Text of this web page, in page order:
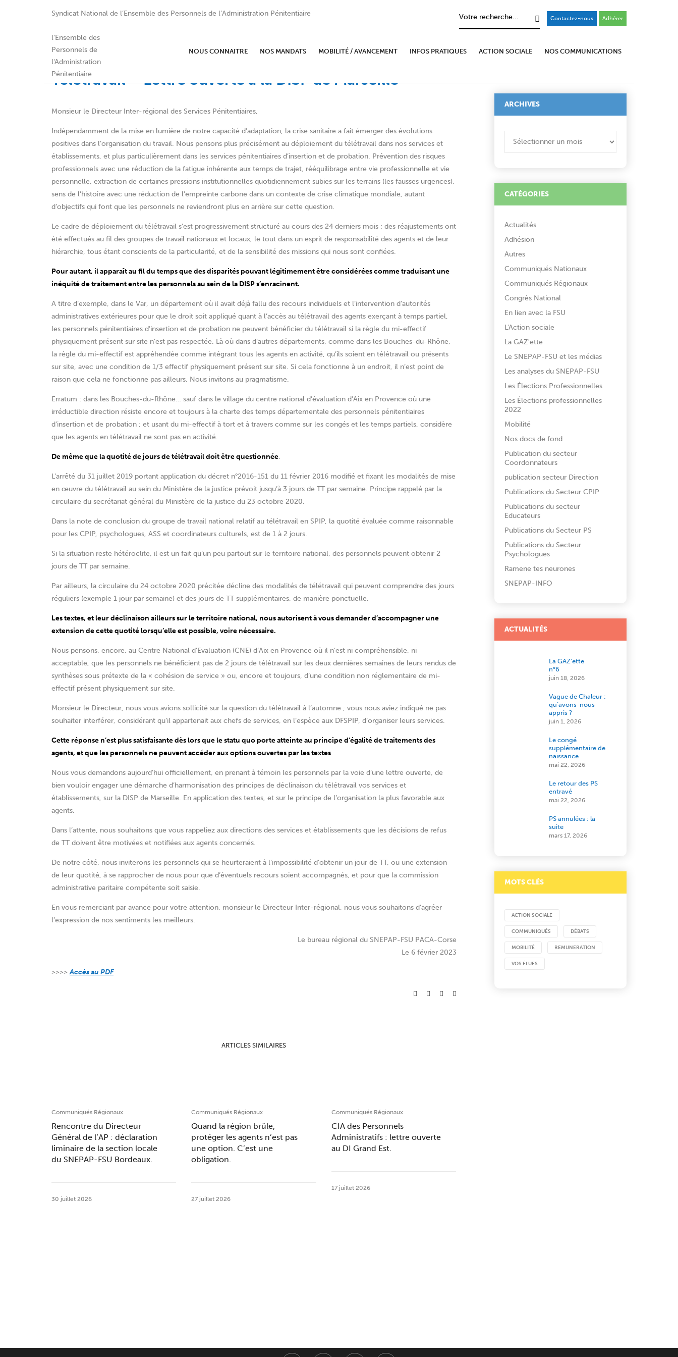
Syndicat National de l’Ensemble des Personnels de l’Administration Pénitentiaire
Contactez-nous Adhérer
NOUS CONNAITRE NOS MANDATS MOBILITÉ / AVANCEMENT INFOS PRATIQUES ACTION SOCIALE NOS COMMUNICATIONS
Télétravail – Lettre ouverte à la DISP de Marseille
Monsieur le Directeur Inter-régional des Services Pénitentiaires,
Indépendamment de la mise en lumière de notre capacité d’adaptation, la crise sanitaire a fait émerger des évolutions
positives dans l’organisation du travail. Nous pensons plus précisément au déploiement du télétravail dans nos services et
établissements, et plus particulièrement dans les services pénitentiaires d’insertion et de probation. Prévention des risques
professionnels avec une réduction de la fatigue inhérente aux temps de trajet, rééquilibrage entre vie professionnelle et vie
personnelle, extraction de certaines pressions institutionnelles quotidiennement subies sur les terrains (les fausses urgences),
sens de l’histoire avec une réduction de l’empreinte carbone dans un contexte de crise climatique mondiale, autant
d’objectifs qui font que les personnels ne reviendront plus en arrière sur cette question.
Le cadre de déploiement du télétravail s’est progressivement structuré au cours des 24 derniers mois ; des réajustements ont
été effectués au fil des groupes de travail nationaux et locaux, le tout dans un esprit de responsabilité des agents et de leur
hiérarchie, tous étant conscients de la particularité, et de la sensibilité des missions qui nous sont confiées.
Pour autant, il apparaît au fil du temps que des disparités pouvant légitimement être considérées comme traduisant une
inéquité de traitement entre les personnels au sein de la DISP s’enracinent.
A titre d’exemple, dans le Var, un département où il avait déjà fallu des recours individuels et l’intervention d’autorités
administratives extérieures pour que le droit soit appliqué quant à l’accès au télétravail des agents exerçant à temps partiel,
les personnels pénitentiaires d’insertion et de probation ne peuvent bénéficier du télétravail si la règle du mi-effectif
physiquement présent sur site n’est pas respectée. Là où dans d’autres départements, comme dans les Bouches-du-Rhône,
la règle du mi-effectif est appréhendée comme intégrant tous les agents en activité, qu’ils soient en télétravail ou présents
sur site, avec une condition de 1/3 effectif physiquement présent sur site. Si cela fonctionne à un endroit, il n’est point de
raison que cela ne fonctionne pas ailleurs. Nous invitons au pragmatisme.
Erratum : dans les Bouches-du-Rhône… sauf dans le village du centre national d’évaluation d’Aix en Provence où une
irréductible direction résiste encore et toujours à la charte des temps départementale des personnels pénitentiaires
d’insertion et de probation ; et usant du mi-effectif à tort et à travers comme sur les congés et les temps partiels, considère
que les agents en télétravail ne sont pas en activité.
De même que la quotité de jours de télétravail doit être questionnée.
L’arrêté du 31 juillet 2019 portant application du décret n°2016-151 du 11 février 2016 modifié et fixant les modalités de mise
en œuvre du télétravail au sein du Ministère de la justice prévoit jusqu’à 3 jours de TT par semaine. Principe rappelé par la
circulaire du secrétariat général du Ministère de la justice du 23 octobre 2020.
Dans la note de conclusion du groupe de travail national relatif au télétravail en SPIP, la quotité évaluée comme raisonnable
pour les CPIP, psychologues, ASS et coordinateurs culturels, est de 1 à 2 jours.
Si la situation reste hétéroclite, il est un fait qu’un peu partout sur le territoire national, des personnels peuvent obtenir 2
jours de TT par semaine.
Par ailleurs, la circulaire du 24 octobre 2020 précitée décline des modalités de télétravail qui peuvent comprendre des jours
réguliers (exemple 1 jour par semaine) et des jours de TT supplémentaires, de manière ponctuelle.
Les textes, et leur déclinaison ailleurs sur le territoire national, nous autorisent à vous demander d’accompagner une
extension de cette quotité lorsqu’elle est possible, voire nécessaire.
Nous pensons, encore, au Centre National d’Evaluation (CNE) d’Aix en Provence où il n’est ni compréhensible, ni
acceptable, que les personnels ne bénéficient pas de 2 jours de télétravail sur les deux dernières semaines de leurs rendus de
synthèses sous prétexte de la « cohésion de service » ou, encore et toujours, d’une condition non réglementaire de mi-
effectif présent physiquement sur site.
Monsieur le Directeur, nous vous avions sollicité sur la question du télétravail à l’automne ; vous nous aviez indiqué ne pas
souhaiter interférer, considérant qu’il appartenait aux chefs de services, en l’espèce aux DFSPIP, d’organiser leurs services.
Cette réponse n’est plus satisfaisante dès lors que le statu quo porte atteinte au principe d’égalité de traitements des
agents, et que les personnels ne peuvent accéder aux options ouvertes par les textes.
Nous vous demandons aujourd’hui officiellement, en prenant à témoin les personnels par la voie d’une lettre ouverte, de
bien vouloir engager une démarche d’harmonisation des principes de déclinaison du télétravail vos services et
établissements, sur la DISP de Marseille. En application des textes, et sur le principe de l’organisation la plus favorable aux
agents.
Dans l’attente, nous souhaitons que vous rappeliez aux directions des services et établissements que les décisions de refus
de TT doivent être motivées et notifiées aux agents concernés.
De notre côté, nous inviterons les personnels qui se heurteraient à l’impossibilité d’obtenir un jour de TT, ou une extension
de leur quotité, à se rapprocher de nous pour que d’éventuels recours soient accompagnés, et pour que la commission
administrative paritaire compétente soit saisie.
En vous remerciant par avance pour votre attention, monsieur le Directeur Inter-régional, nous vous souhaitons d’agréer
l’expression de nos sentiments les meilleurs.
Le bureau régional du SNEPAP-FSU PACA-Corse
Le 6 février 2023
>>>>Accès au PDF
ARTICLES SIMILAIRES
Communiqués Régionaux
Rencontre du Directeur
Général de l’AP : déclaration
liminaire de la section locale
du SNEPAP-FSU Bordeaux.
30 juillet 2026
Communiqués Régionaux
Quand la région brûle,
protéger les agents n’est pas
une option. C’est une
obligation.
27 juillet 2026
Communiqués Régionaux
CIA des Personnels
Administratifs : lettre ouverte
au DI Grand Est.
17 juillet 2026
ARCHIVES
CATÉGORIES
Actualités
Adhésion
Autres
Communiqués Nationaux
Communiqués Régionaux
Congrès National
En lien avec la FSU
L'Action sociale
La GAZ'ette
Le SNEPAP-FSU et les médias
Les analyses du SNEPAP-FSU
Les Élections Professionnelles
Les Élections professionnelles
2022
Mobilité
Nos docs de fond
Publication du secteur
Coordonnateurs
publication secteur Direction
Publications du Secteur CPIP
Publications du secteur
Educateurs
Publications du Secteur PS
Publications du Secteur
Psychologues
Ramene tes neurones
SNEPAP-INFO
ACTUALITÉS
La GAZ’ette
n°6
juin 18, 2026
Vague de Chaleur :
qu’avons-nous
appris ?
juin 1, 2026
Le congé
supplémentaire de
naissance
mai 22, 2026
Le retour des PS
entravé
mai 22, 2026
PS annulées : la
suite
mars 17, 2026
MOTS CLÉS
ACTION SOCIALE
COMMUNIQUÉS DÉBATS
MOBILITÉ REMUNERATION
VOS ÉLUES